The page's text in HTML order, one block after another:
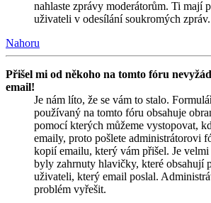
nahlaste zprávy moderátorům. Ti mají
uživateli v odesílání soukromých zpráv.
Nahoru
Přišel mi od někoho na tomto fóru
email!
Je nám líto, že se vám to stalo.
používaný na tomto fóru obsahuje
pomocí kterých můžeme vystopovat,
emaily, proto pošlete administrátorovi
kopií emailu, který vám přišel. Je
byly zahrnuty hlavičky, které obsahují
uživateli, který email poslal.
problém vyřešit.